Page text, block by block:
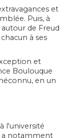
et
Puis, à
de Freud
à ses
et
Boulouque
en un
l'université
a notamment